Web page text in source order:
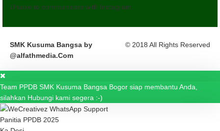
Unable to communicate with Instagram.
SMK Kusuma Bangsa by
@alfathmedia.Com
© 2018 All Rights Reserved
Team PPDB SMK Kusuma Bangsa Bogor siap membantu Anda,
silahkan Hubungi kami segera :-)
Panitia PPDB 2025